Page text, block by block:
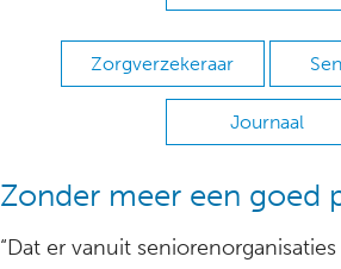
Zorgverzekeraar
Journaal
Zonder meer een goed
“Dat er vanuit